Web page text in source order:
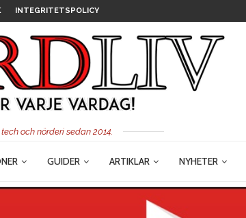
INTEGRITETSPOLICY
och nörderi sedan 2014.
GUIDER ARTIKLAR NYHETER